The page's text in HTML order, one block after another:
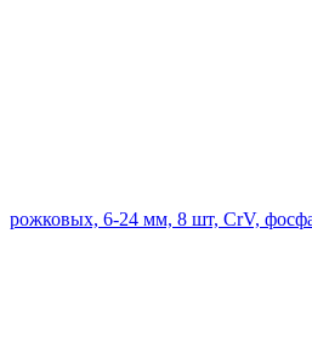
рожковых, 6-24 мм, 8 шт, CrV,